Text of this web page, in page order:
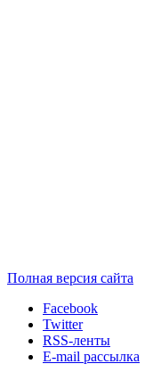
Полная версия сайта
Facebook
Twitter
RSS-ленты
E-mail рассылка